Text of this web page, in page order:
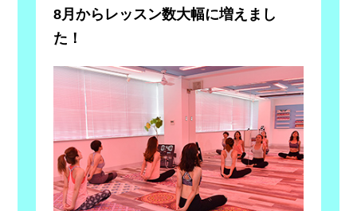
8月からレッスン数大幅に増えまし
た！